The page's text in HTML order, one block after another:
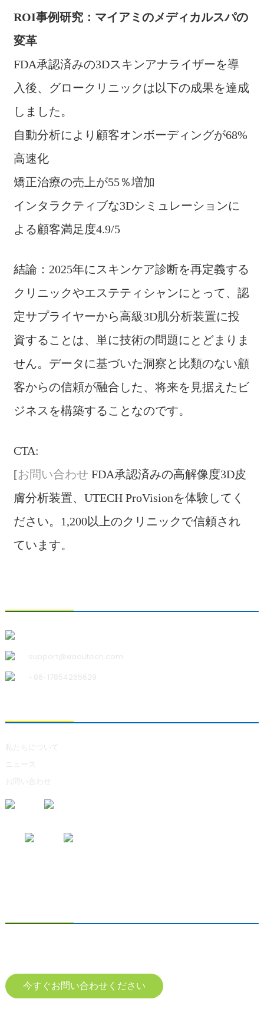
ROI事例研究：マイアミのメディカルスパの
変革
FDA承認済みの3Dスキンアナライザーを導
入後、グロークリニックは以下の成果を達成
しました。
自動分析により顧客オンボーディングが68%
高速化
矯正治療の売上が55％増加
インタラクティブな3Dシミュレーションに
よる顧客満足度4.9/5
結論：2025年にスキンケア診断を再定義する
クリニックやエステティシャンにとって、認
定サプライヤーから高級3D肌分析装置に投
資することは、単に技術の問題にとどまりま
せん。データに基づいた洞察と比類のない顧
客からの信頼が融合した、将来を見据えたビ
ジネスを構築することなのです。
CTA:
[お問い合わせ FDA承認済みの高解像度3D皮
膚分析装置、UTECH ProVisionを体験してく
ださい。1,200以上のクリニックで信頼され
ています。
support@xiaoutech.com
+86-17854265629
私たちについて
ニュース
お問い合わせ
今すぐお問い合わせください